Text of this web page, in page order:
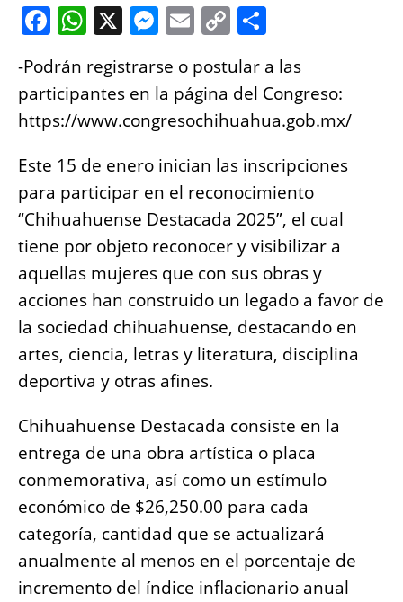
F
a
c
e
b
o
o
k
W
at
s
A
p
p
X M
ss
e
n
g
er
E
ai
l
C
o
p
y
Li
n
k
h
a
re
-Podrán registrarse o postular a las
participantes en la página del Congreso:
https://www.congresochihuahua.gob.mx/
Este 15 de enero inician las inscripciones
para participar en el reconocimiento
“Chihuahuense Destacada 2025”, el cual
tiene por objeto reconocer y visibilizar a
aquellas mujeres que con sus obras y
acciones han construido un legado a favor de
la sociedad chihuahuense, destacando en
artes, ciencia, letras y literatura, disciplina
deportiva y otras afines.
Chihuahuense Destacada consiste en la
entrega de una obra artística o placa
conmemorativa, así como un estímulo
económico de $26,250.00 para cada
categoría, cantidad que se actualizará
anualmente al menos en el porcentaje de
incremento del índice inflacionario anual